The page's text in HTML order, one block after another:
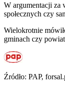
W argumentacji za
społecznych czy
Wielokrotnie
gminach czy
Źródło: PAP,